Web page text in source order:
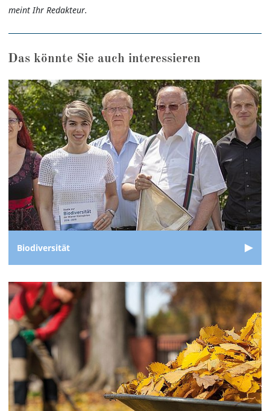
meint Ihr Redakteur.
Das könnte Sie auch interessieren
Biodiversität